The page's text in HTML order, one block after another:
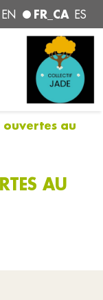
EN FR_CA ES
au
AU